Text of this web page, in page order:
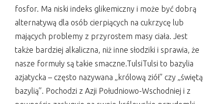
fosfor. Ma niski indeks glikemiczny i może być dobrą
alternatywą dla osób cierpiących na cukrzycę lub
mających problemy z przyrostem masy ciała. Jest
także bardziej alkaliczna, niż inne słodziki i sprawia, że
nasze formuły są takie smaczne.TulsiTulsi to bazylia
azjatycka – często nazywana „królową ziół” czy „świętą
bazylią”. Pochodzi z Azji Południowo-Wschodniej i z